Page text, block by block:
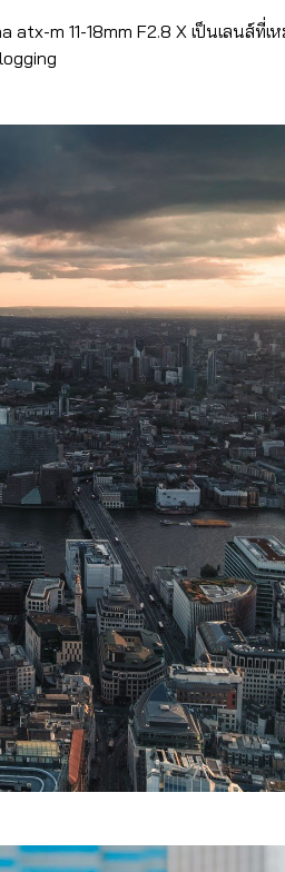
m 11-18mm F2.8 X เป็นเลนส์ที่เ